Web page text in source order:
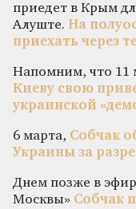
приедет в Крым
Алуште. На
приехать через
Напомним, что 11
Киеву свою
украинской
6 марта, Собчак
Украины за
Днем позже в
Москвы» Собчак